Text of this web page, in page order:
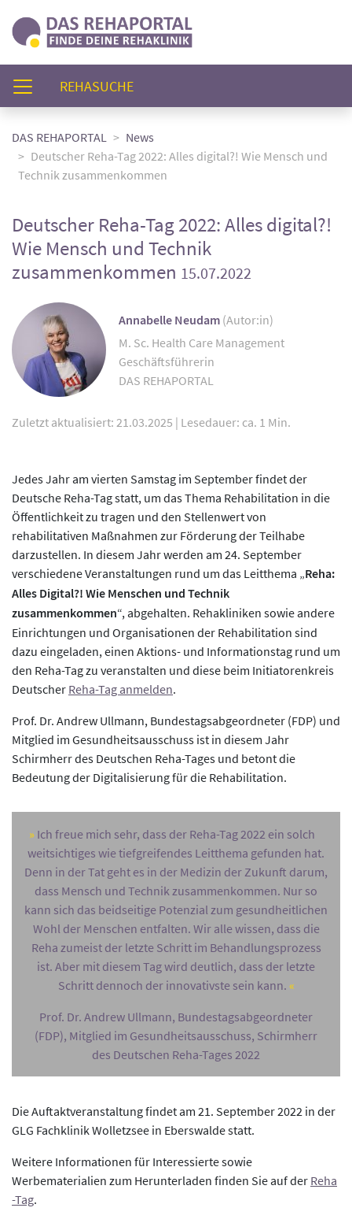
REHASUCHE(AKTUELL)
DAS REHAPORTAL
News
Deutscher Reha-Tag 2022: Alles digital?! Wie Mensch und
Technik zusammenkommen
Deutscher Reha-Tag 2022: Alles digital?!
Wie Mensch und Technik
zusammenkommen 15.07.2022
Annabelle Neudam (Autor:in)
M. Sc. Health Care Management
Geschäftsführerin
DAS REHAPORTAL
Zuletzt aktualisiert: 21.03.2025 | Lesedauer: ca. 1 Min.
Jedes Jahr am vierten Samstag im September findet der
Deutsche Reha-Tag statt, um das Thema Rehabilitation in die
Öffentlichkeit zu tragen und den Stellenwert von
rehabilitativen Maßnahmen zur Förderung der Teilhabe
darzustellen. In diesem Jahr werden am 24. September
verschiedene Veranstaltungen rund um das Leitthema „Reha:
Alles Digital?! Wie Menschen und Technik
zusammenkommen“, abgehalten. Rehakliniken sowie andere
Einrichtungen und Organisationen der Rehabilitation sind
dazu eingeladen, einen Aktions- und Informationstag rund um
den Reha-Tag zu veranstalten und diese beim Initiatorenkreis
Deutscher Reha-Tag anmelden.
Prof. Dr. Andrew Ullmann, Bundestagsabgeordneter (FDP) und
Mitglied im Gesundheitsausschuss ist in diesem Jahr
Schirmherr des Deutschen Reha-Tages und betont die
Bedeutung der Digitalisierung für die Rehabilitation.
Ich freue mich sehr, dass der Reha-Tag 2022 ein solch
weitsichtiges wie tiefgreifendes Leitthema gefunden hat.
Denn in der Tat geht es in der Medizin der Zukunft darum,
dass Mensch und Technik zusammenkommen. Nur so
kann sich das beidseitige Potenzial zum gesundheitlichen
Wohl der Menschen entfalten. Wir alle wissen, dass die
Reha zumeist der letzte Schritt im Behandlungsprozess
ist. Aber mit diesem Tag wird deutlich, dass der letzte
Schritt dennoch der innovativste sein kann.
Prof. Dr. Andrew Ullmann, Bundestagsabgeordneter
(FDP), Mitglied im Gesundheitsausschuss, Schirmherr
des Deutschen Reha-Tages 2022
Die Auftaktveranstaltung findet am 21. September 2022 in der
GLG Fachklinik Wolletzsee in Eberswalde statt.
Weitere Informationen für Interessierte sowie
Werbematerialien zum Herunterladen finden Sie auf der Reha
-Tag.